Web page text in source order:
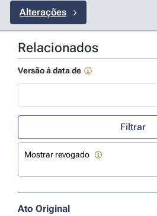
Alterações
Relacionados
Versão à data de
Filtrar
Mostrar revogado
Ato Original